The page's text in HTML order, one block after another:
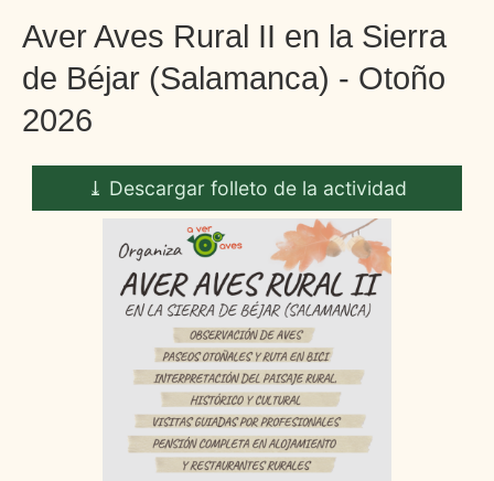
Aver Aves Rural II en la Sierra
de Béjar (Salamanca) - Otoño
2026
⤓ Descargar folleto de la actividad